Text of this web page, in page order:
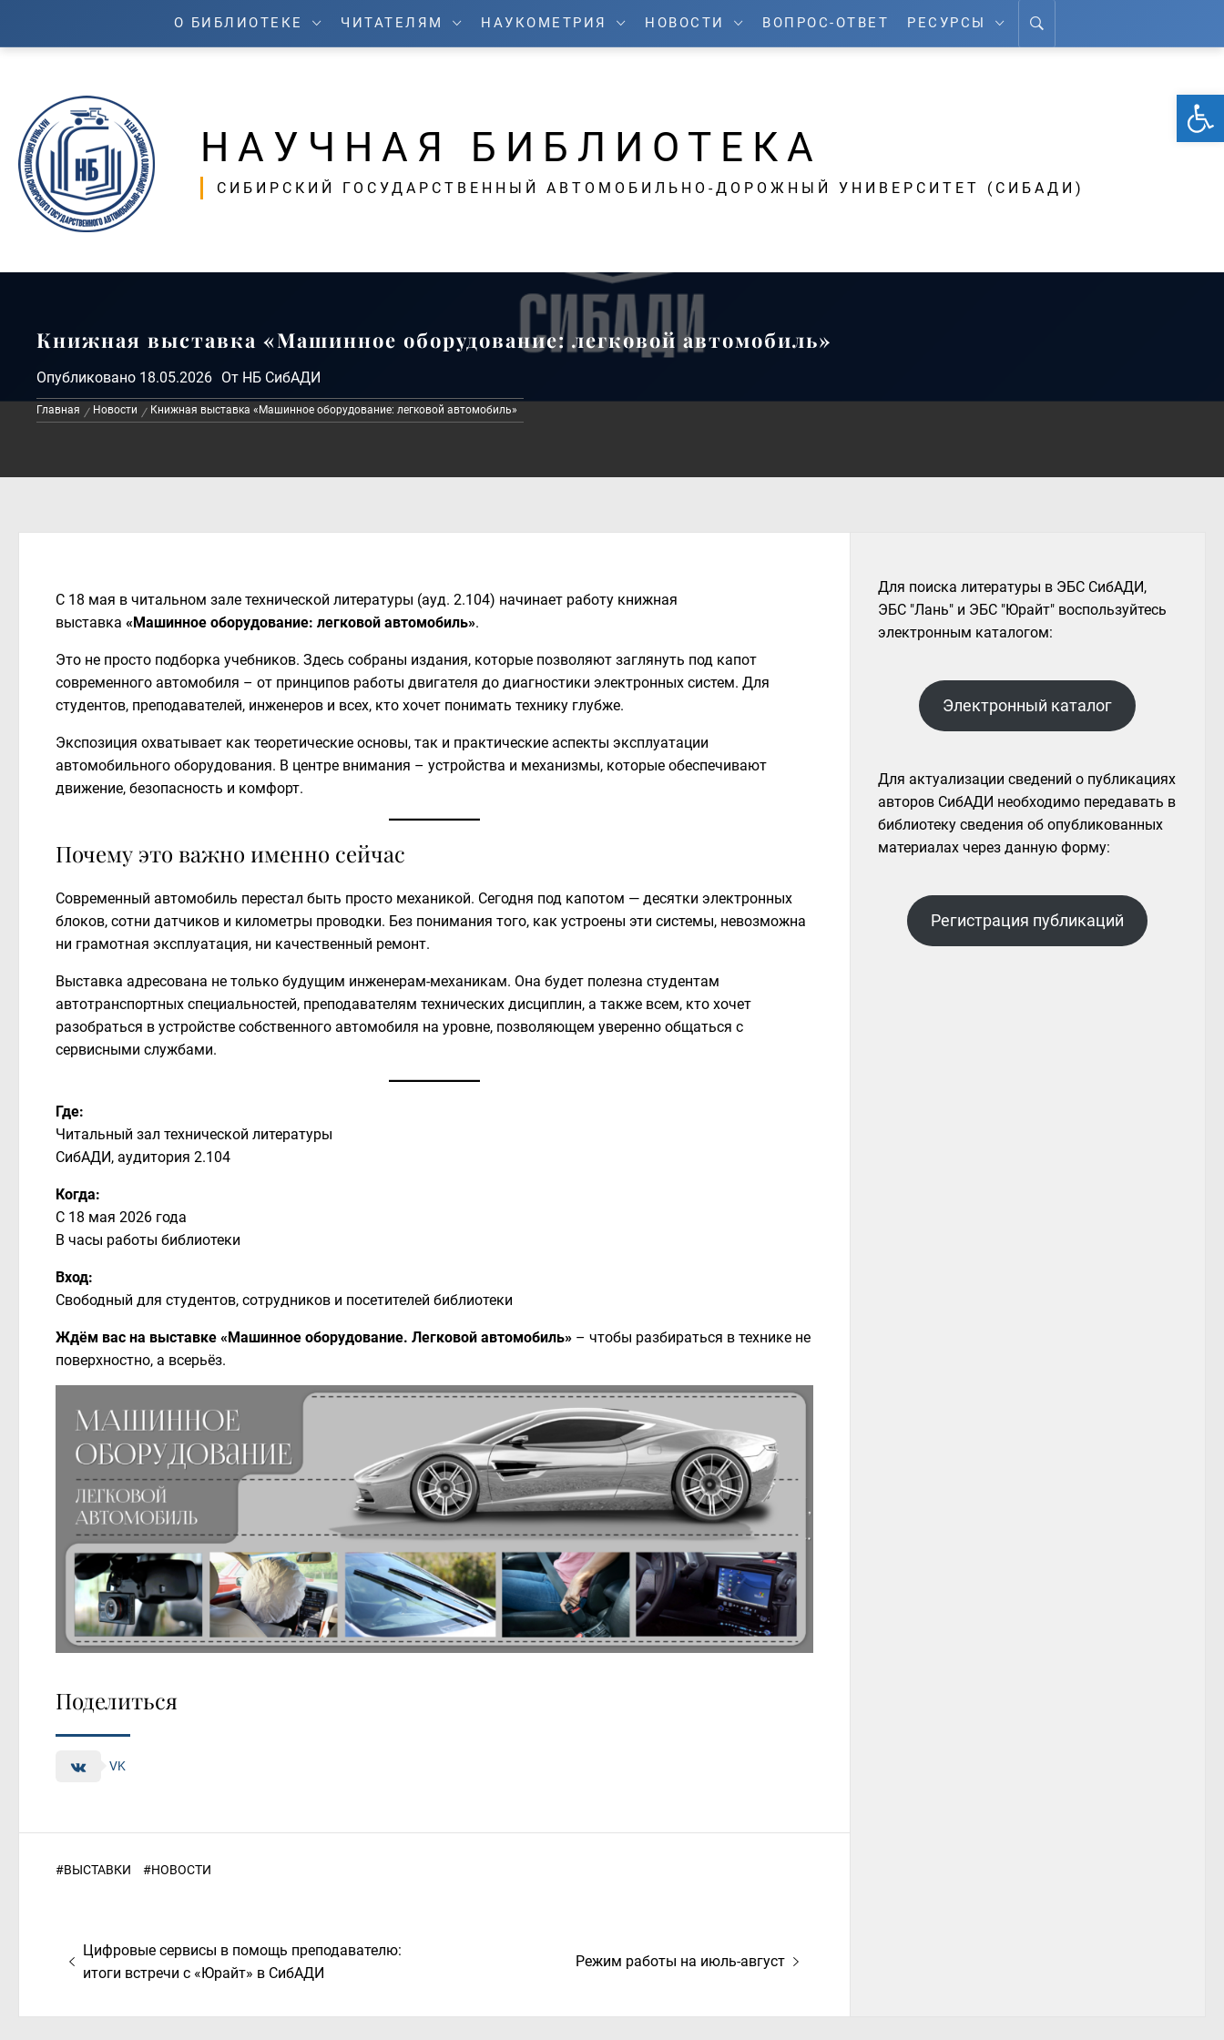
О БИБЛИОТЕКЕ ЧИТАТЕЛЯМ НАУКОМЕТРИЯ НОВОСТИ ВОПРОС-ОТВЕТ РЕСУРСЫ
НАУЧНАЯ БИБЛИОТЕКА
СИБИРСКИЙ ГОСУДАРСТВЕННЫЙ АВТОМОБИЛЬНО-ДОРОЖНЫЙ УНИВЕРСИТЕТ (СИБАДИ)
Книжная выставка «Машинное оборудование: легковой автомобиль»
Опубликовано 18.05.2026 От НБ СибАДИ
Главная Новости Книжная выставка «Машинное оборудование: легковой автомобиль»
С 18 мая в читальном зале технической литературы (ауд. 2.104) начинает работу книжная
выставка «Машинное оборудование: легковой автомобиль».
Это не просто подборка учебников. Здесь собраны издания, которые позволяют заглянуть под капот
современного автомобиля – от принципов работы двигателя до диагностики электронных систем. Для
студентов, преподавателей, инженеров и всех, кто хочет понимать технику глубже.
Экспозиция охватывает как теоретические основы, так и практические аспекты эксплуатации
автомобильного оборудования. В центре внимания – устройства и механизмы, которые обеспечивают
движение, безопасность и комфорт.
Почему это важно именно сейчас
Современный автомобиль перестал быть просто механикой. Сегодня под капотом — десятки электронных
блоков, сотни датчиков и километры проводки. Без понимания того, как устроены эти системы, невозможна
ни грамотная эксплуатация, ни качественный ремонт.
Выставка адресована не только будущим инженерам-механикам. Она будет полезна студентам
автотранспортных специальностей, преподавателям технических дисциплин, а также всем, кто хочет
разобраться в устройстве собственного автомобиля на уровне, позволяющем уверенно общаться с
сервисными службами.
Где:
Читальный зал технической литературы
СибАДИ, аудитория 2.104
Когда:
С 18 мая 2026 года
В часы работы библиотеки
Вход:
Свободный для студентов, сотрудников и посетителей библиотеки
Ждём вас на выставке «Машинное оборудование. Легковой автомобиль» – чтобы разбираться в технике не
поверхностно, а всерьёз.
Поделиться
VK
#ВЫСТАВКИ #НОВОСТИ
Навигация
по
Предыдущая
запись:
Цифровые сервисы в помощь преподавателю:
итоги встречи с «Юрайт» в СибАДИ
Следующая
Режим работы на июль-август
Для поиска литературы в ЭБС СибАДИ,
ЭБС "Лань" и ЭБС "Юрайт" воспользуйтесь
электронным каталогом:
Электронный каталог
Для актуализации сведений о публикациях
авторов СибАДИ необходимо передавать в
библиотеку сведения об опубликованных
материалах через данную форму:
Регистрация публикаций